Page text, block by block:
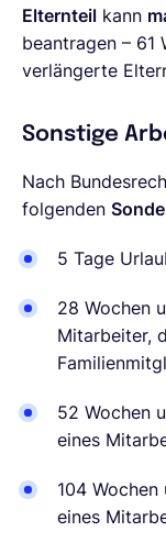
Elternteil kann
beantragen – 61
verlängerte
Sonstige
Nach
folgenden
5 Tage
28 Wochen
Mitarbeiter,
52 Wochen
eines
104
eines